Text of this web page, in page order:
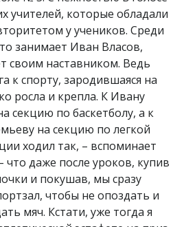
учителей, которые обладали
у учеников. Среди
занимает Иван Власов,
своим наставником. Ведь
к спорту, зародившаяся на
росла и крепла. К Ивану
секцию по баскетболу, а к
на секцию по легкой
ходил так, – вспоминает
даже после уроков, купив
и покушав, мы сразу
чтобы не опоздать и
мяч. Кстати, уже тогда я